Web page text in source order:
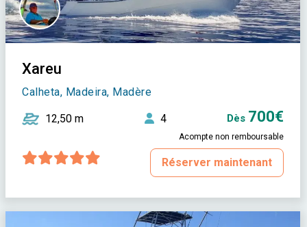
Xareu
Calheta, Madeira, Madère
12,50 m 4 Dès 700€
Acompte non remboursable
Réserver maintenant